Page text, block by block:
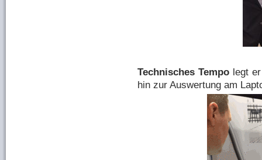
Technisches Tempolegt er
hin zur Auswertung am